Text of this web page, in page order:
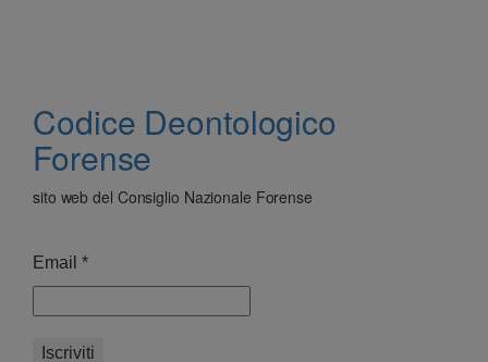
Codice Deontologico
Forense
sito web del Consiglio Nazionale Forense
Email *